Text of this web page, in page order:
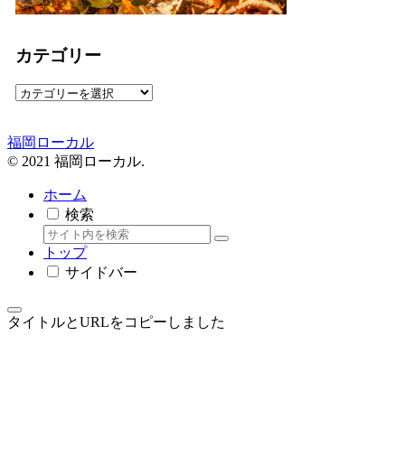
カテゴリー
カ
リ
ー
福岡ローカル
© 2021 福岡ローカル.
ホーム
検索
トップ
サイドバー
タイトルとURLをコピーしました